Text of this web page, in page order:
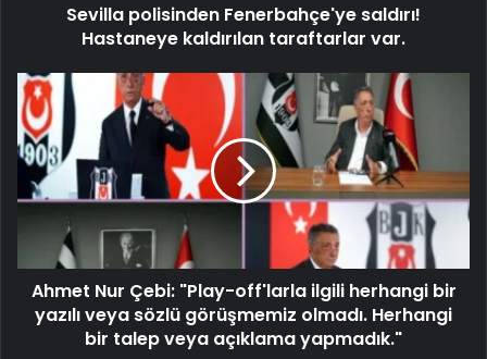
Sevilla polisinden Fenerbahçe'ye saldırı!
Hastaneye kaldırılan taraftarlar var.
Ahmet Nur Çebi: "Play-off'larla ilgili herhangi bir
yazılı veya sözlü görüşmemiz olmadı. Herhangi
bir talep veya açıklama yapmadık."